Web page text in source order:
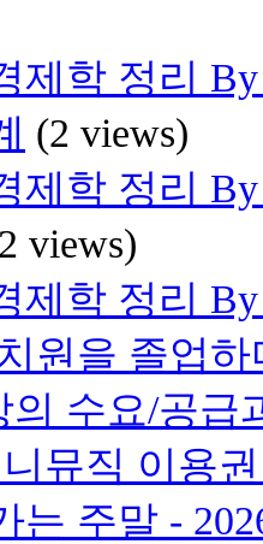
제학 정리
(2 views)
제학 정리
views)
제학 정리
원을 졸업하
의 수요/공급
뮤직 이용
는 주말 -